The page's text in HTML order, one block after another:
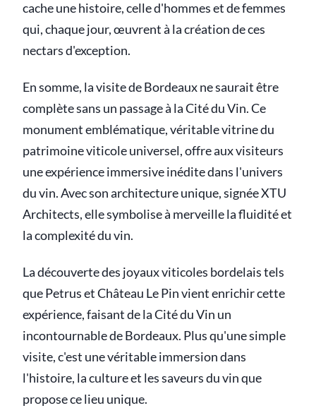
cache une histoire, celle d'hommes et de femmes
qui, chaque jour, œuvrent à la création de ces
nectars d'exception.
En somme, la visite de Bordeaux ne saurait être
complète sans un passage à la Cité du Vin. Ce
monument emblématique, véritable vitrine du
patrimoine viticole universel, offre aux visiteurs
une expérience immersive inédite dans l'univers
du vin. Avec son architecture unique, signée XTU
Architects, elle symbolise à merveille la fluidité et
la complexité du vin.
La découverte des joyaux viticoles bordelais tels
que Petrus et Château Le Pin vient enrichir cette
expérience, faisant de la Cité du Vin un
incontournable de Bordeaux. Plus qu'une simple
visite, c'est une véritable immersion dans
l'histoire, la culture et les saveurs du vin que
propose ce lieu unique.